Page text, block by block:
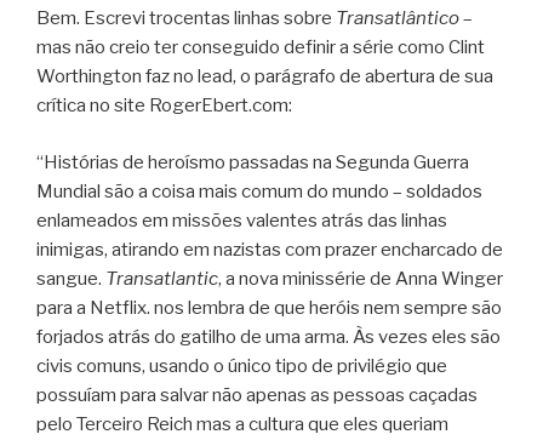
Bem. Escrevi trocentas linhas sobre Transatlântico–
mas não creio ter conseguido definir a série como Clint
Worthington faz no lead, o parágrafo de abertura de sua
crítica no site RogerEbert.com:
“Histórias de heroísmo passadas na Segunda Guerra
Mundial são a coisa mais comum do mundo – soldados
enlameados em missões valentes atrás das linhas
inimigas, atirando em nazistas com prazer encharcado de
sangue. Transatlantic, a nova minissérie de Anna Winger
para a Netflix. nos lembra de que heróis nem sempre são
forjados atrás do gatilho de uma arma. Às vezes eles são
civis comuns, usando o único tipo de privilégio que
possuíam para salvar não apenas as pessoas caçadas
pelo Terceiro Reich mas a cultura que eles queriam